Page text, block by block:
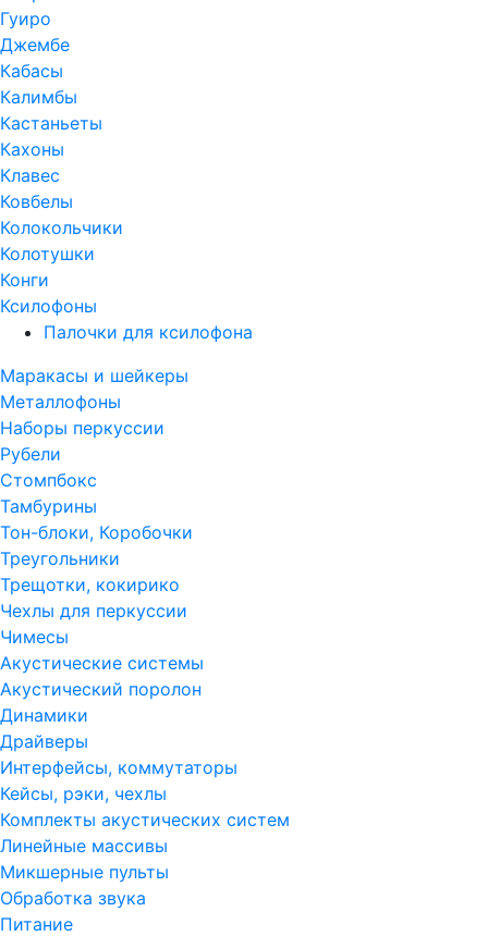
Гуиро
Джембе
Кабасы
Калимбы
Кастаньеты
Кахоны
Клавес
Ковбелы
Колокольчики
Колотушки
Конги
Ксилофоны
Палочки для ксилофона
Маракасы и шейкеры
Металлофоны
Наборы перкуссии
Рубели
Стомпбокс
Тамбурины
Тон-блоки, Коробочки
Треугольники
Трещотки, кокирико
Чехлы для перкуссии
Чимесы
Акустические системы
Акустический поролон
Динамики
Драйверы
Интерфейсы, коммутаторы
Кейсы, рэки, чехлы
Комплекты акустических систем
Линейные массивы
Микшерные пульты
Обработка звука
Питание